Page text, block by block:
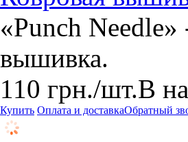
«Punch Needle»
вышивка.
110 грн./шт.В
Купить Оплата и доставкаОбратный